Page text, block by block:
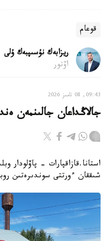
قوعام
ريزابەك نۇسىپبەك ۇلى
اۆتور
09:43, 08 تامىز 2026
جالاڭداعان جالىنمەن
استانا.قازاقپارات - پاۆلودار
شىققان ءورتتى سوندىرەتىن